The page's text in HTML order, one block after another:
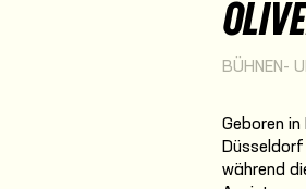
BÜHNEN-
Geboren
während